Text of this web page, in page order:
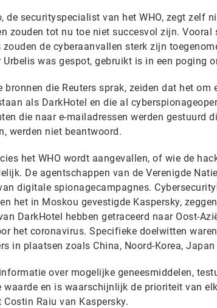
de securityspecialist van het WHO, zegt zelf
zouden tot nu toe niet succesvol zijn. Vooral
de cyberaanvallen sterk zijn
was gespot, gebruikt is in een poging
bronnen die Reuters sprak, zeiden dat het om
als DarkHotel en die al
die naar e-mailadressen werden gestuurd
werden niet beantwoord.
het WHO wordt aangevallen, of wie de
De agentschappen van de Verenigde
digitale spionagecampagnes.
het in Moskou gevestigde Kaspersky,
DarkHotel hebben getraceerd naar Oost-
het coronavirus. Specifieke doelwitten
in plaatsen zoals China, Noord-Korea, Japan
over mogelijke geneesmiddelen,
waarde en is waarschijnlijk de prioriteit van
Costin Raiu van Kaspersky.